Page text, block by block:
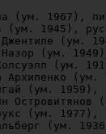
(ум. 1967),
(ум. 1945),
(ум.
(ум.
(ум.
Архипенко (ум.
(ум. 1959),
Островитянов
(ум. 1977),